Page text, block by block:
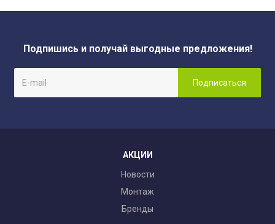
Подпишись и получай выгодные предложения!
АКЦИИ
Новости
Монтаж
Бренды